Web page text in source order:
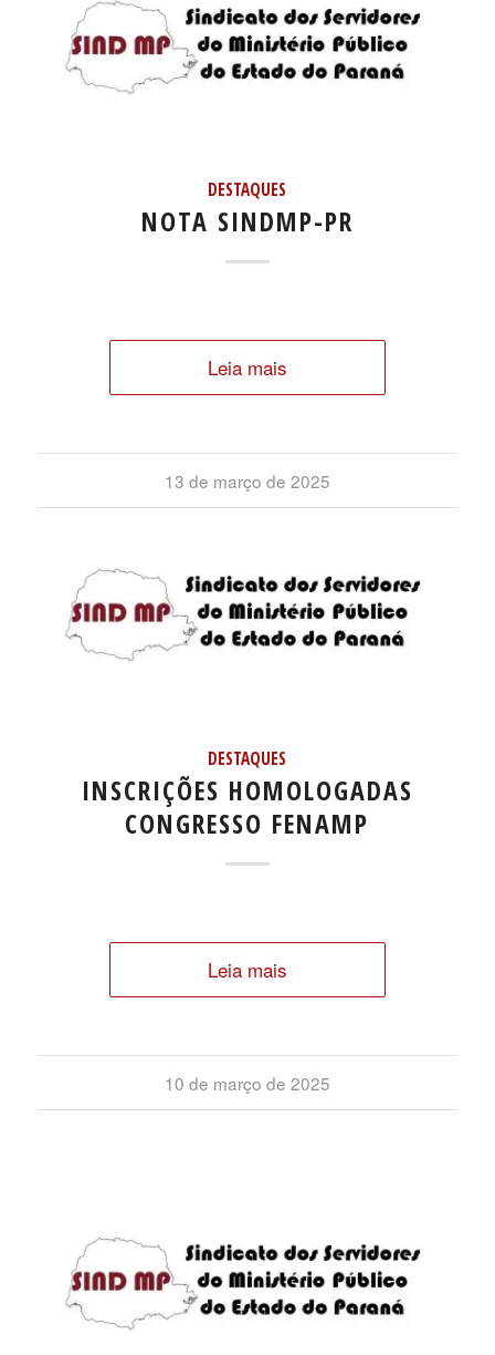
DESTAQUES
NOTA SINDMP-PR
Leia mais
13 de março de 2025
DESTAQUES
INSCRIÇÕES HOMOLOGADAS
CONGRESSO FENAMP
Leia mais
10 de março de 2025